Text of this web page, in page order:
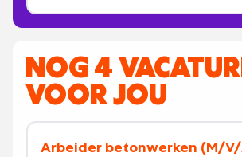
NOG 4
VOOR JOU
Arbeider betonwerken (M/